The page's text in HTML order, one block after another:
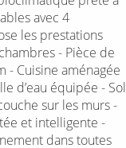
avec 4
les prestations
- Pièce de
- Cuisine aménagée
d’eau équipée - Sol
sur les murs -
et intelligente -
dans toutes